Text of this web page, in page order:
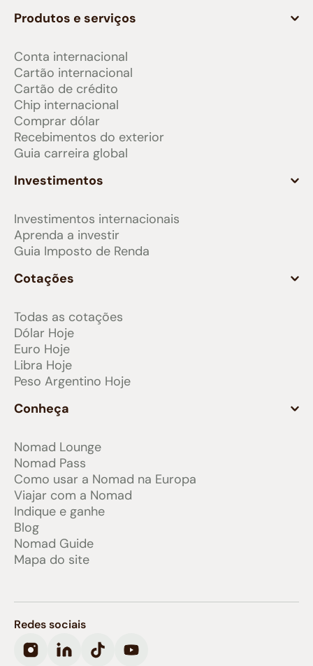
Produtos e serviços
Conta internacional
Cartão internacional
Cartão de crédito
Chip internacional
Comprar dólar
Recebimentos do exterior
Guia carreira global
Investimentos
Investimentos internacionais
Aprenda a investir
Guia Imposto de Renda
Cotações
Todas as cotações
Dólar Hoje
Euro Hoje
Libra Hoje
Peso Argentino Hoje
Conheça
Nomad Lounge
Nomad Pass
Como usar a Nomad na Europa
Viajar com a Nomad
Indique e ganhe
Blog
Nomad Guide
Mapa do site
Redes sociais